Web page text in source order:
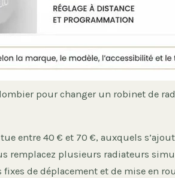
pour changer un robinet de
entre 40 € et 70 €, auxquels
remplacez plusieurs radiateurs
de déplacement et de mise en